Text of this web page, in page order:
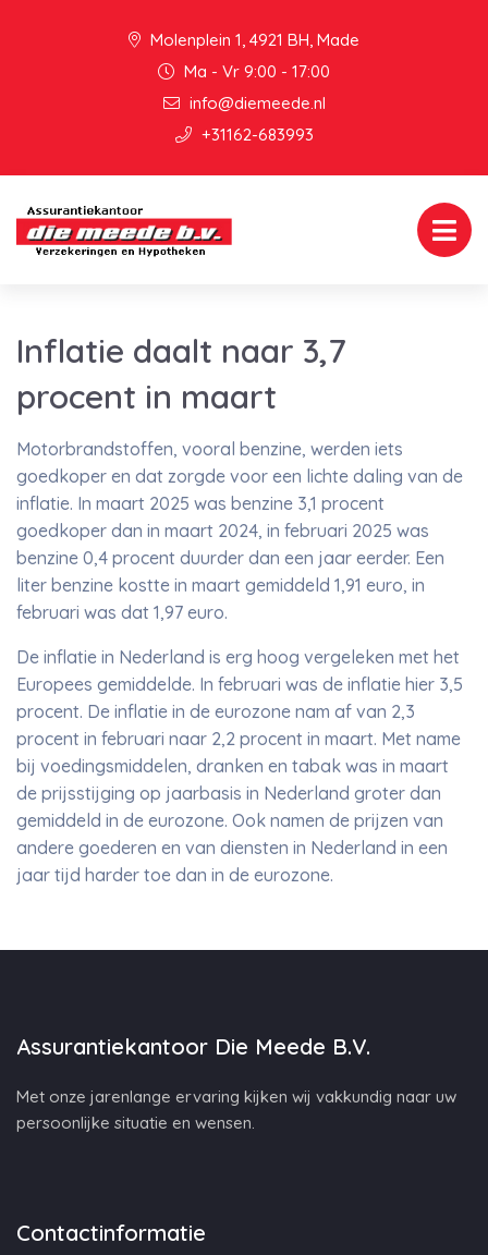
Molenplein 1, 4921 BH, Made
Ma - Vr 9:00 - 17:00
info@diemeede.nl
+31162-683993
Inflatie daalt naar 3,7
procent in maart
Motorbrandstoffen, vooral benzine, werden iets
goedkoper en dat zorgde voor een lichte daling van de
inflatie. In maart 2025 was benzine 3,1 procent
goedkoper dan in maart 2024, in februari 2025 was
benzine 0,4 procent duurder dan een jaar eerder. Een
liter benzine kostte in maart gemiddeld 1,91 euro, in
februari was dat 1,97 euro.
De inflatie in Nederland is erg hoog vergeleken met het
Europees gemiddelde. In februari was de inflatie hier 3,5
procent. De inflatie in de eurozone nam af van 2,3
procent in februari naar 2,2 procent in maart. Met name
bij voedingsmiddelen, dranken en tabak was in maart
de prijsstijging op jaarbasis in Nederland groter dan
gemiddeld in de eurozone. Ook namen de prijzen van
andere goederen en van diensten in Nederland in een
jaar tijd harder toe dan in de eurozone.
Assurantiekantoor Die Meede B.V.
Met onze jarenlange ervaring kijken wij vakkundig naar uw
persoonlijke situatie en wensen.
Contactinformatie